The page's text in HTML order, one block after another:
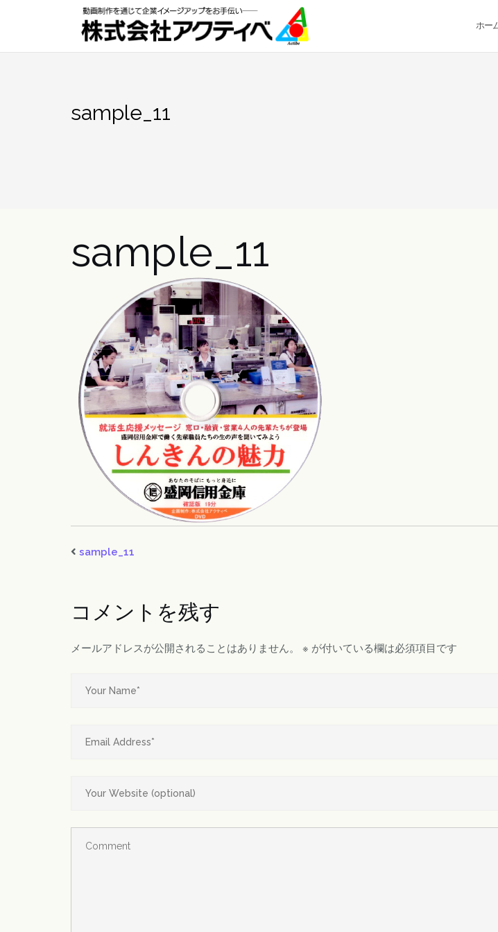
ホー
sample_11
sample_11
sample_11
コメントを残す
メールアドレスが公開されることはありません。 ※ が付いている欄は必須項目です